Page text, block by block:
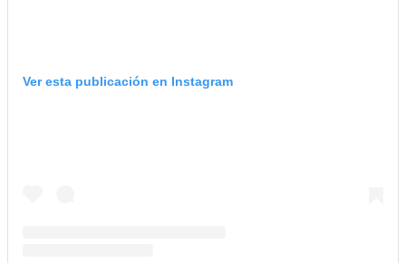
Ver esta publicación en Instagram